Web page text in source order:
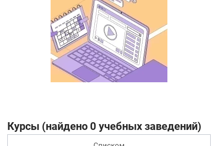
Курсы (найдено 0 учебных заведений)